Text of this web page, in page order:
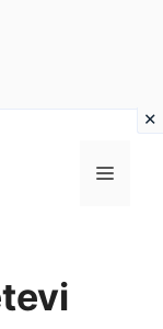
Menu